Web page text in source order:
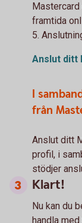
framtida
5.
Anslut ditt
I
från
Anslut ditt
profil, i
stödjer
Klart!
Nu kan du
handla